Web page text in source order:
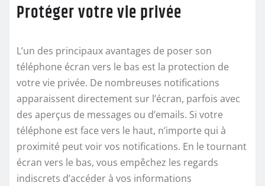
Protéger votre vie privée
L’un des principaux avantages de poser son
téléphone écran vers le bas est la protection de
votre vie privée. De nombreuses notifications
apparaissent directement sur l’écran, parfois avec
des aperçus de messages ou d’emails. Si votre
téléphone est face vers le haut, n’importe qui à
proximité peut voir vos notifications. En le tournant
écran vers le bas, vous empêchez les regards
indiscrets d’accéder à vos informations